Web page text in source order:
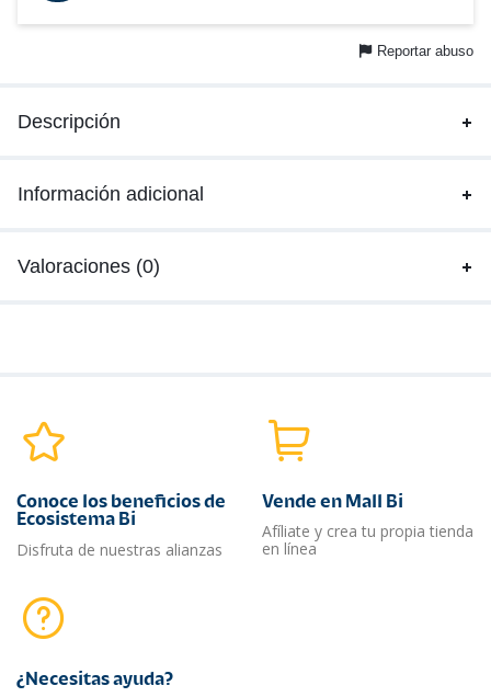
Reportar abuso
Descripción
Información adicional
Valoraciones (0)
Conoce los beneficios de
Ecosistema Bi
Disfruta de nuestras alianzas
Vende en Mall Bi
Afíliate y crea tu propia tienda
en línea
¿Necesitas ayuda?​